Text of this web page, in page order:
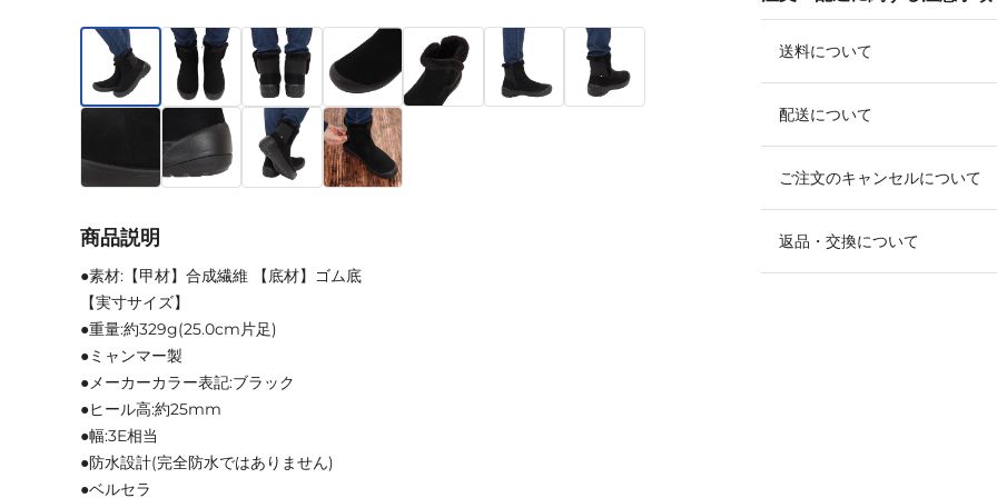
送料について
配送について
ご注文のキャンセルについて
返品・交換について
商品説明
●素材:【甲材】合成繊維 【底材】ゴム底
【実寸サイズ】
●重量:約329g(25.0cm片足)
●ミャンマー製
●メーカーカラー表記:ブラック
●ヒール高:約25mm
●幅:3E相当
●防水設計(完全防水ではありません)
●ベルセラ